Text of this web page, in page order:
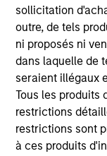
sollicitation
outre, de tels
ni proposés ni
dans laquelle de
seraient illégaux
Tous les produits
restrictions
restrictions sont
à ces produits
QUARTERLY
The BEAT™
Use The
markets. Each
insights that
current